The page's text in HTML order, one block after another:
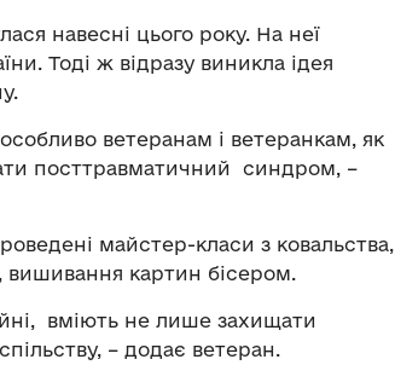
навесні цього року. На неї
Тоді ж відразу виникла ідея
ветеранам і ветеранкам, як
посттравматичний синдром, –
майстер-класи з ковальства,
вишивання картин бісером.
вміють не лише захищати
– додає ветеран.